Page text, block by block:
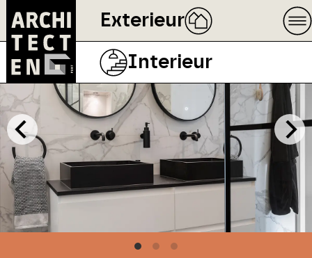
Exterieur
Interieur